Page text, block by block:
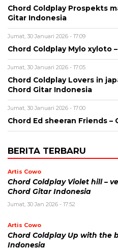
Chord Coldplay Prospekts
Gitar Indonesia
Jumat, 30 Januari 2026 - 17:09
Chord Coldplay Mylo xyloto
Jumat, 30 Januari 2026 - 17:05
Chord Coldplay Lovers in
Chord Gitar Indonesia
Jumat, 30 Januari 2026 - 17:00
Chord Ed sheeran Friends –
BERITA TERBARU
Artis Cowo
Chord Coldplay Violet hill –
Chord Gitar Indonesia
Jumat, 30 Jan 2026 - 17:52
Artis Cowo
Chord Coldplay Up with the
Indonesia